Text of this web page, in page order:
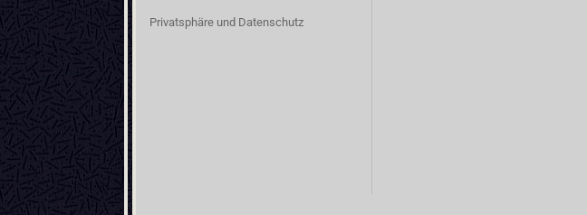
Privatsphäre und Datenschutz